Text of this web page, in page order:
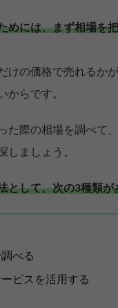
めには、まず相場を
けの価格で売れるか
からです。
た際の相場を調べて
しましょう。
として、次の3種類が
べる
ビスを活用する